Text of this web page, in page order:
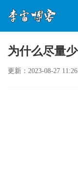
为什么尽量
更新：2023-08-27